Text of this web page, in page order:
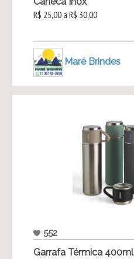
R$ 25,00 a R$ 30,00
Maré Brindes
552
Garrafa Térmica 400ml